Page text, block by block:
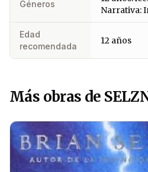
Géneros
Narrativa:
Edad
recomendada
12 años
Más obras de